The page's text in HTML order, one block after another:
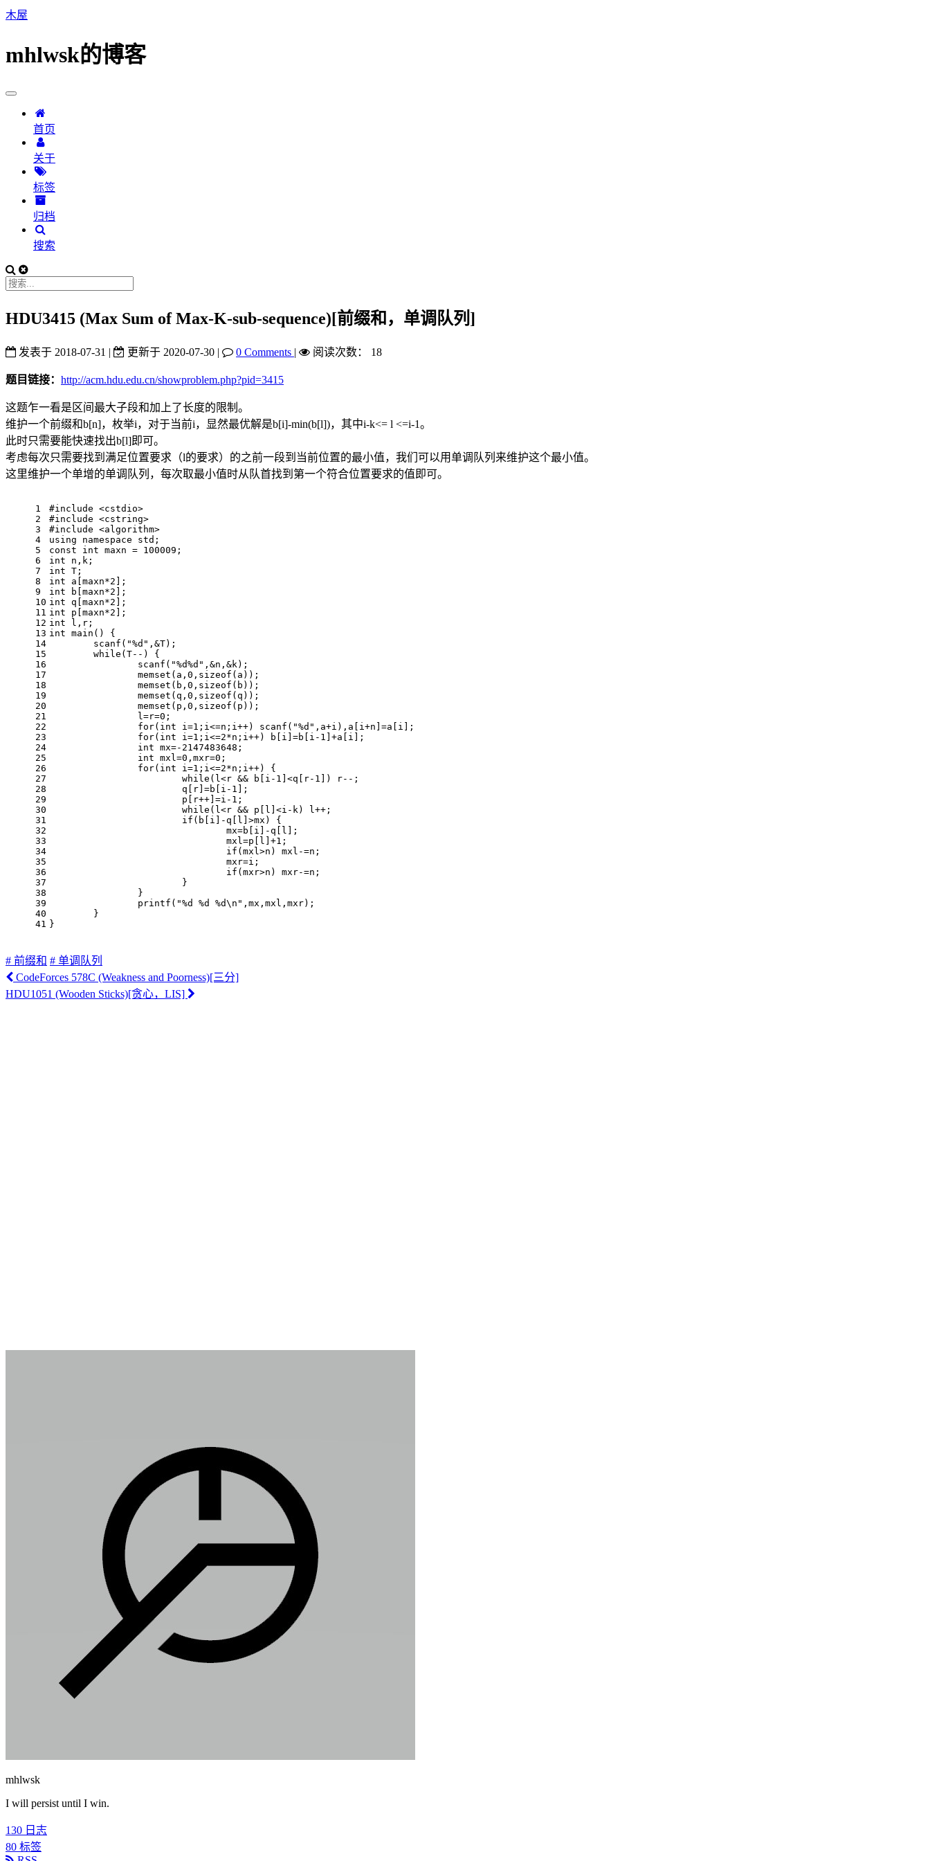
木屋
mhlwsk的博客
首页
关于
标签
归档
搜索
HDU3415 (Max Sum of Max-K-sub-sequence)[前缀和，单调队列]
发表于 2018-07-31 | 更新于 2020-07-30 | 0 Comments | 阅读次数： 18
题目链接： http://acm.hdu.edu.cn/showproblem.php?pid=3415
这题乍一看是区间最大子段和加上了长度的限制。
维护一个前缀和b[n]，枚举i，对于当前i，显然最优解是b[i]-min(b[l])，其中i-k<= l <=i-1。
此时只需要能快速找出b[l]即可。
考虑每次只需要找到满足位置要求（l的要求）的之前一段到当前位置的最小值，我们可以用单调队列来维护这个最小值。
这里维护一个单增的单调队列，每次取最小值时从队首找到第一个符合位置要求的值即可。
1
2
3
4
5
6
7
8
9
10
11
12
13
14
15
16
17
18
19
20
21
22
23
24
25
26
27
28
29
30
31
32
33
34
35
36
37
38
39
40
41
#include <cstdio>
#include <cstring>
#include <algorithm>
using
namespace std ;
const
int maxn = 100009 ;
int n,k;
int T;
int a[maxn*2 ];
int b[maxn*2 ];
int q[maxn*2 ];
int p[maxn*2 ];
int l,r;
int main ()
{
scanf ( "%d" ,&T);
while (T--) {
scanf ( "%d%d" ,&n,&k);
memset (a, 0 , sizeof (a));
memset (b, 0 , sizeof (b));
memset (q, 0 , sizeof (q));
memset (p, 0 , sizeof (p));
		l=r=
0 ;
for( int i=1 ;i<=n;i++) scanf ( "%d" ,a+i),a[i+n]=a[i];
for( int i=1 ;i<=2*n;i++) b[i]=b[i -1 ]+a[i];
int mx=-2147483648 ;
int mxl=0 ,mxr=0 ;
for( int i=1 ;i<=2*n;i++) {
while (l<r && b[i -1 ]<q[r-1 ]) r--;
			q[r]=b[i
-1 ];
			p[r++]=i
-1 ;
while (l<r && p[l]<i-k) l++;
if (b[i]-q[l]>mx) {
				mx=b[i]-q[l];
				mxl=p[l]+
1 ;
if (mxl>n) mxl-=n;
				mxr=i;
if (mxr>n) mxr-=n;
			}
		}
printf ( "%d %d %d\n" ,mx,mxl,mxr);
	}
}
# 前缀和 # 单调队列
CodeForces 578C (Weakness and Poorness)[三分]
HDU1051 (Wooden Sticks)[贪心，LIS]
mhlwsk
I will persist until I win.
130 日志
80 标签